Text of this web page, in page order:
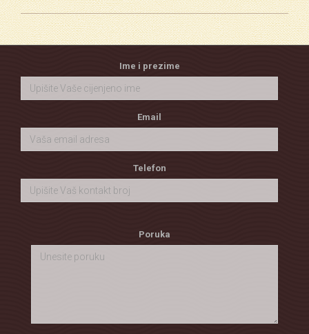
Ime i prezime
Email
Telefon
Poruka